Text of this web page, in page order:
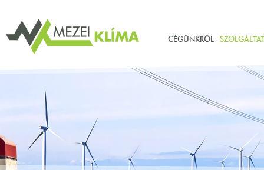
CÉGÜNKRŐL